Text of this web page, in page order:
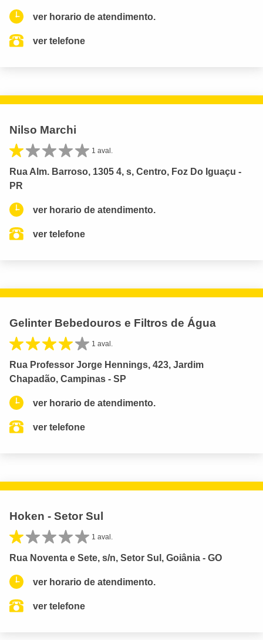
ver horario de atendimento.
ver telefone
Nilso Marchi
1 aval.
Rua Alm. Barroso, 1305 4, s, Centro, Foz Do Iguaçu -
PR
ver horario de atendimento.
ver telefone
Gelinter Bebedouros e Filtros de Água
1 aval.
Rua Professor Jorge Hennings, 423, Jardim
Chapadão, Campinas - SP
ver horario de atendimento.
ver telefone
Hoken - Setor Sul
1 aval.
Rua Noventa e Sete, s/n, Setor Sul, Goiânia - GO
ver horario de atendimento.
ver telefone